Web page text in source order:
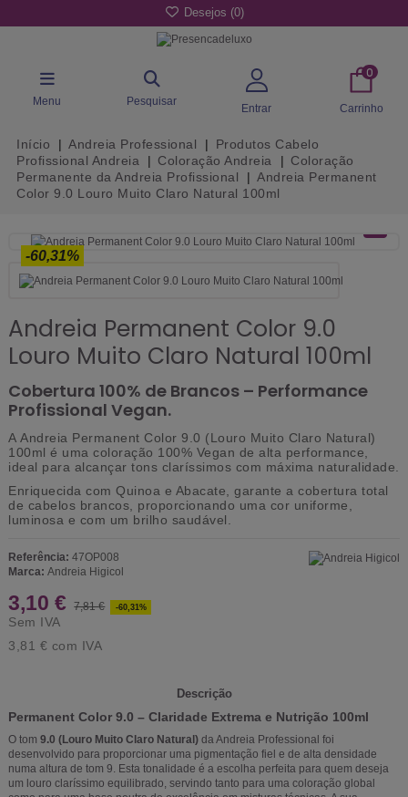
Desejos (0)
Menu Pesquisar
Entrar
0
Carrinho
Início Andreia Professional
Produtos Cabelo
Profissional Andreia
Coloração Andreia
Coloração
Permanente da Andreia Profissional
Andreia Permanent
Color 9.0 Louro Muito Claro Natural 100ml
-60,31%
Andreia Permanent Color 9.0
Louro Muito Claro Natural 100ml
Cobertura 100% de Brancos – Performance
Profissional Vegan.
A Andreia Permanent Color 9.0 (Louro Muito Claro Natural)
100ml é uma coloração 100% Vegan de alta performance,
ideal para alcançar tons claríssimos com máxima naturalidade.
Enriquecida com Quinoa e Abacate , garante a cobertura total
de cabelos brancos, proporcionando uma cor uniforme,
luminosa e com um brilho saudável.
Referência: 47OP008
Marca: Andreia Higicol
3,10 € 7,81 € -60,31%
Sem IVA
3,81 € com IVA
Descrição
Permanent Color 9.0 – Claridade Extrema e Nutrição 100ml
O tom 9.0 (Louro Muito Claro Natural) da Andreia Professional foi
desenvolvido para proporcionar uma pigmentação fiel e de alta densidade
numa altura de tom 9. Esta tonalidade é a escolha perfeita para quem deseja
um louro claríssimo equilibrado, servindo tanto para uma coloração global